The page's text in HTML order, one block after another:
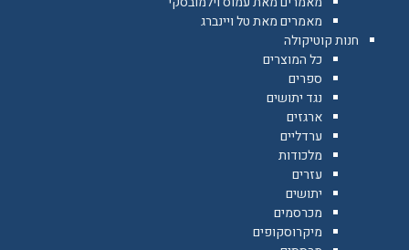
מאמרים מאת טל ויינברג
חנות קוטיקולה
כל המוצרים
ספרים
נגד יתושים
ארגזים
ערדליים
מלכודות
עזרים
יתושים
מכרסמים
מיקרוסקופים